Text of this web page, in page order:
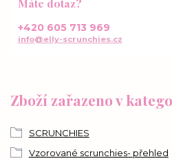
Zboží zařazeno v
SCRUNCHIES
Vzorované scrunchies- přehled
+420 605 713 969
info@elly-scrunchies.cz